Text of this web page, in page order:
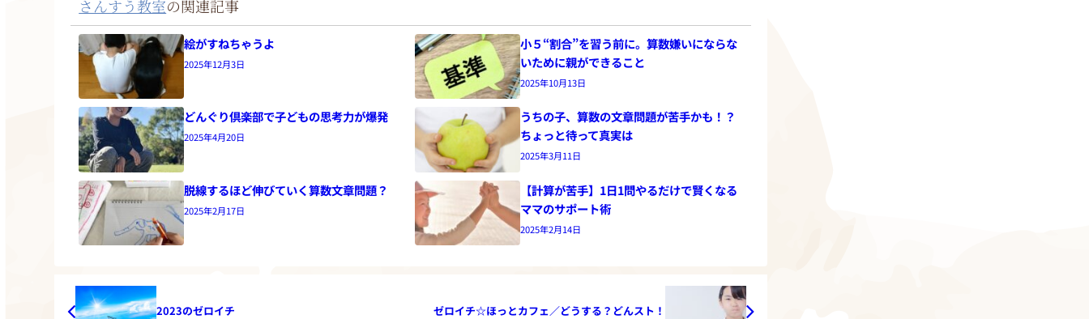
さんすう教室の関連記事
絵がすねちゃうよ
2025年12月3日
小５“割合”を習う前に。算数嫌いにならな
いために親ができること
2025年10月13日
どんぐり倶楽部で子どもの思考力が爆発
2025年4月20日
うちの子、算数の文章問題が苦手かも！？
ちょっと待って真実は
2025年3月11日
脱線するほど伸びていく算数文章問題？
2025年2月17日
【計算が苦手】1日1問やるだけで賢くなる
ママのサポート術
2025年2月14日
2023のゼロイチ ゼロイチ☆ほっとカフェ／どうする？どんスト！